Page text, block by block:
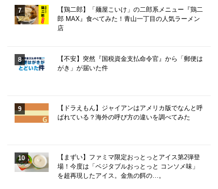
【鶏二郎】「麺屋こいけ」の二郎系メニュー『鶏二
郎 MAX』食べてみた！青山一丁目の人気ラーメン
店
【不安】突然『国税資金支払命令官』から「郵便は
がき」が届いた件
【ドラえもん】ジャイアンはアメリカ版でなんと呼
ばれている？海外の呼び方の違いを調べてみた
【まずい】ファミマ限定おっとっとアイス第2弾登
場！今度は「ベジタブルおっとっと コンソメ味」
を超再現したアイス。金魚の餌の…。